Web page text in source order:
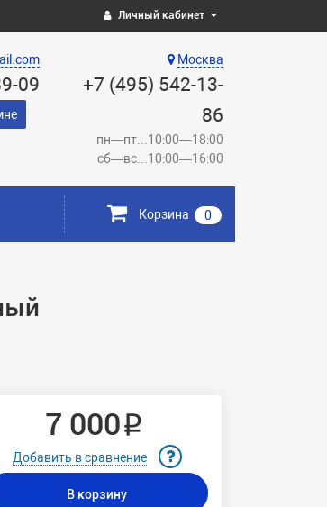
Личный кабинет
Москва
+7 (495) 542-13-
86
пн—пт...10:00—18:00
сб—вс...10:00—16:00
09
Корзина 0
7 000 ₽
Добавить в сравнение
В корзину